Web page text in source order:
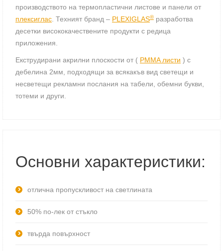
производството на термопластични листове и панели от
плексиглас . Техният бранд – PLEXIGLAS® разработва
десетки висококачествените продукти с редица
приложения.
Екструдирани акрилни плоскости от ( PMMA листи ) с
дебелина 2мм, подходящи за всякакъв вид светещи и
несветещи рекламни послания на табели, обемни букви,
тотеми и други.
Основни характеристики:
отлична пропускливост на светлината
50% по-лек от стъкло
твърда повърхност